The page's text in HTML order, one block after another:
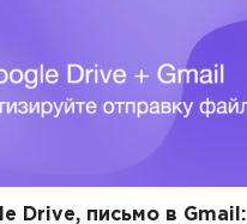
Drive, письмо в Gmail: